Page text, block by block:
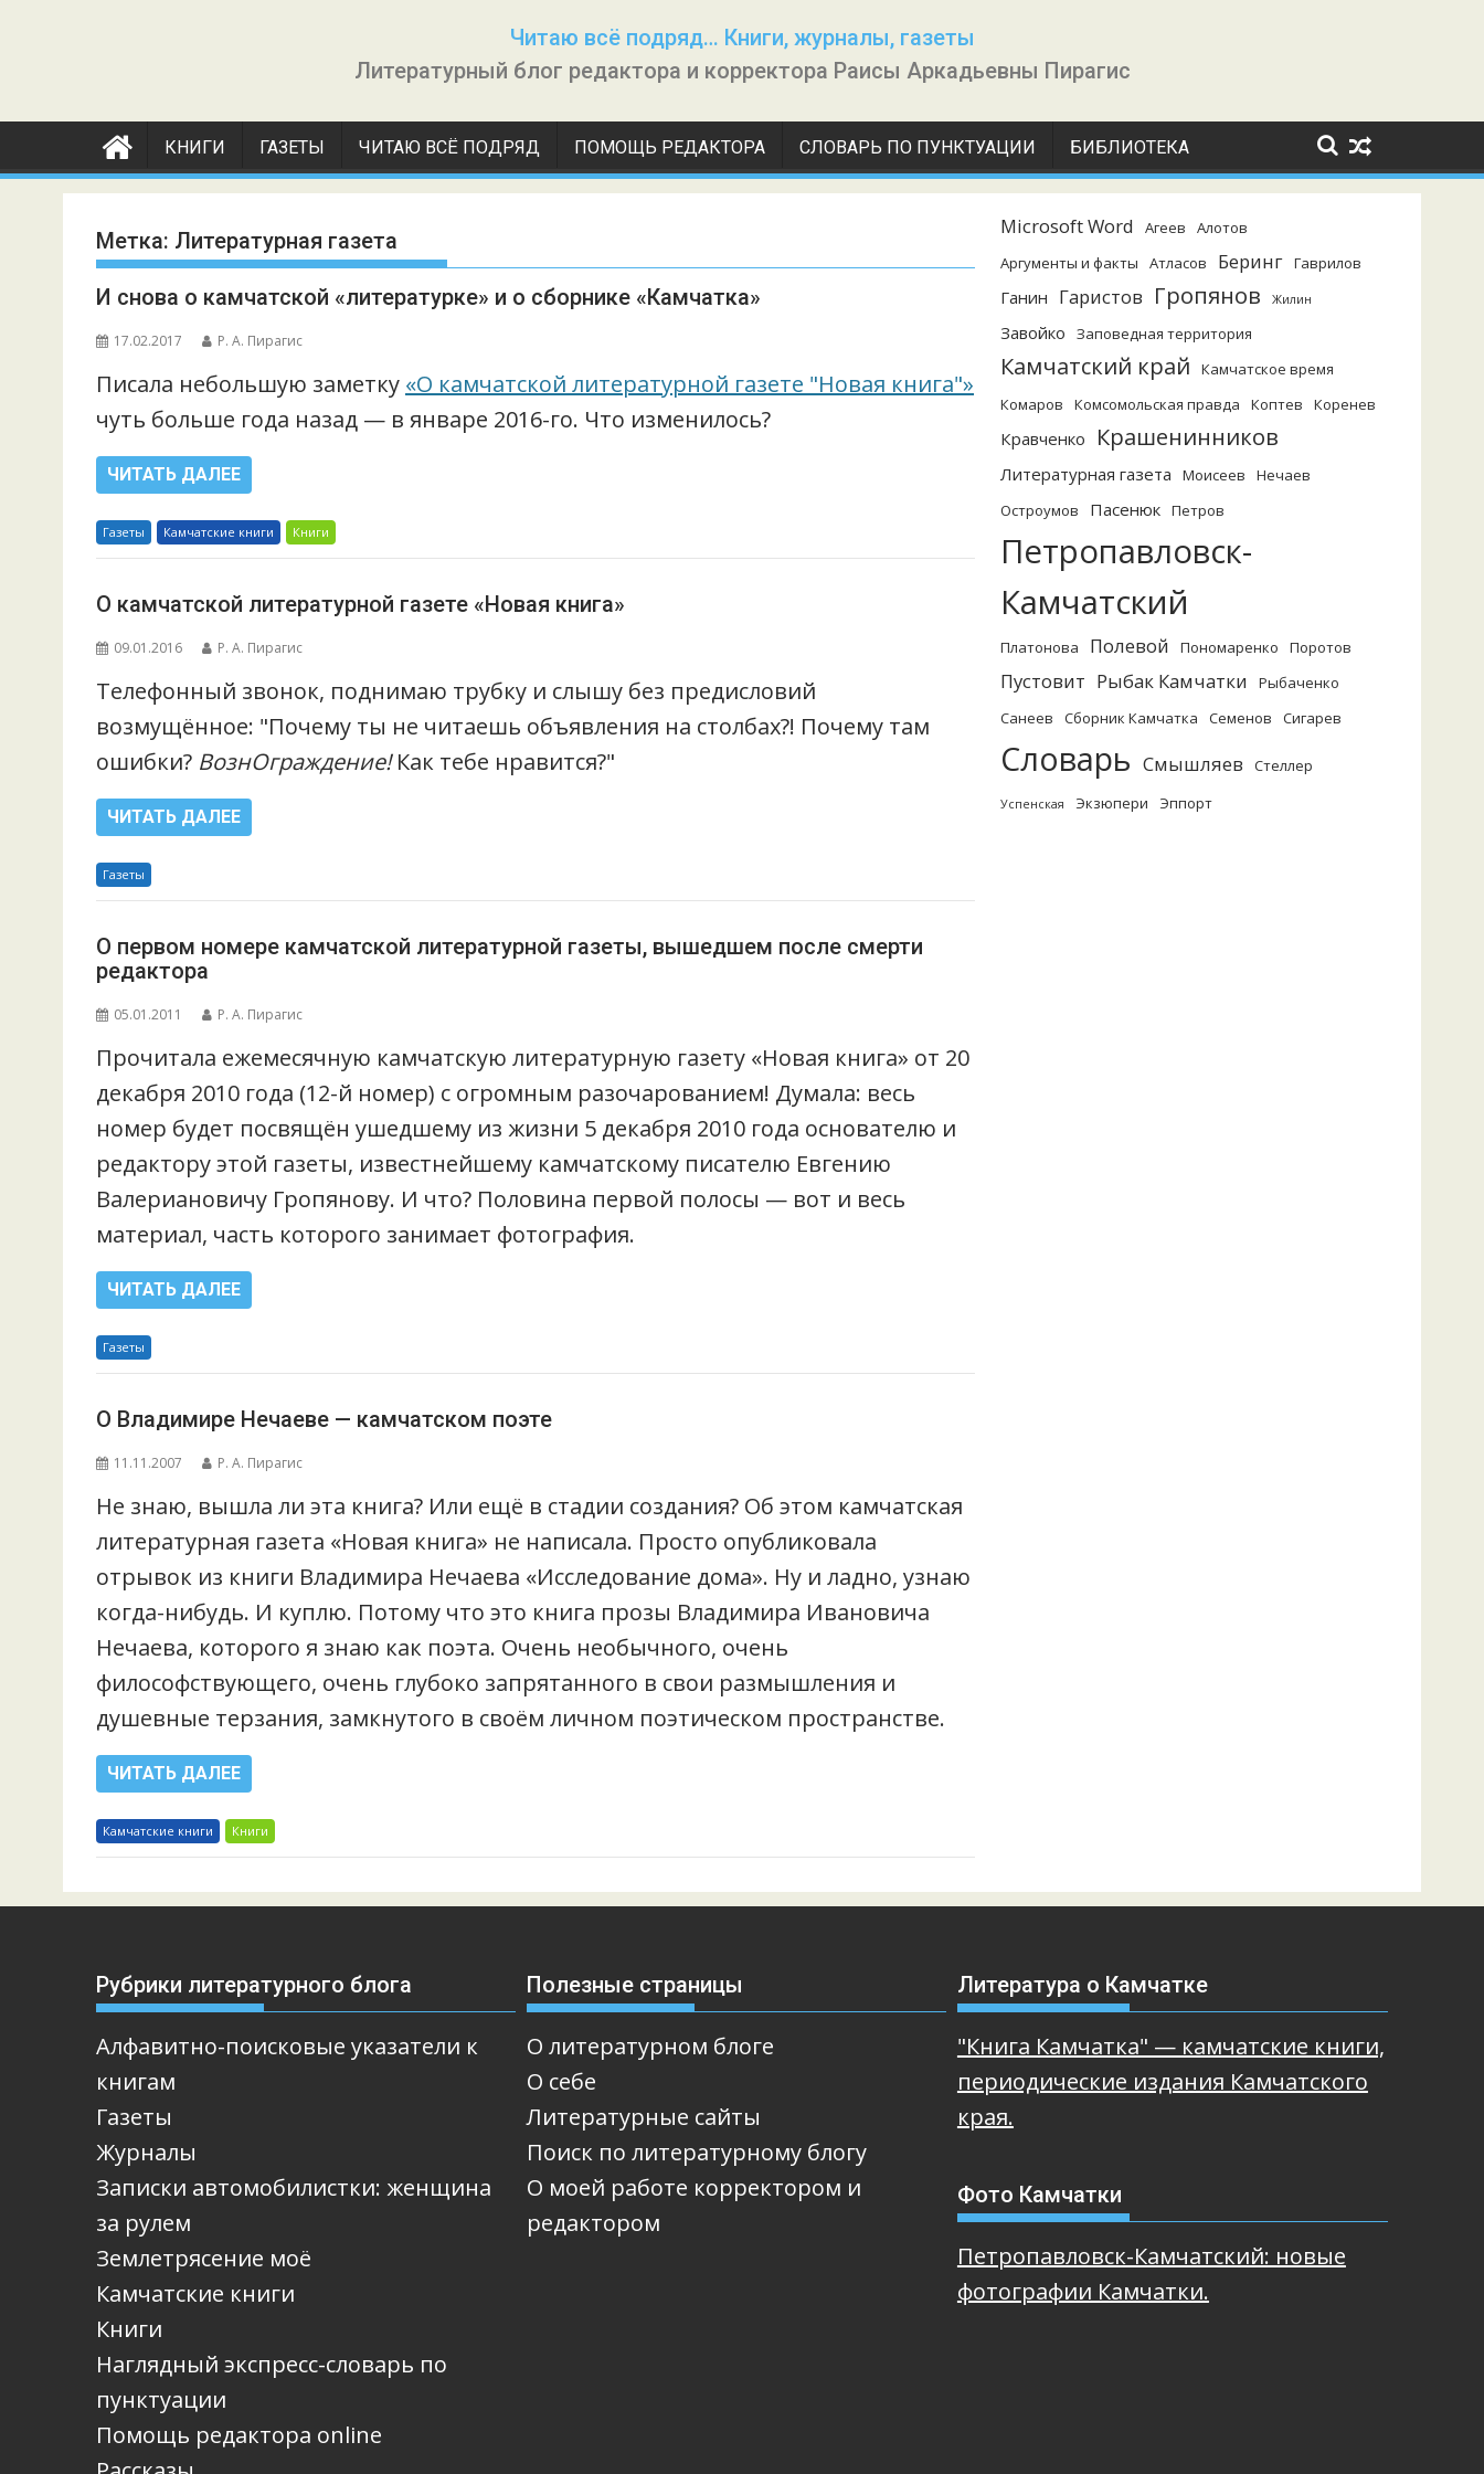
Читаю всё подряд… Книги, журналы, газеты
Литературный блог редактора и корректора Раисы Аркадьевны Пирагис
КНИГИ ГАЗЕТЫ ЧИТАЮ ВСЁ ПОДРЯД ПОМОЩЬ РЕДАКТОРА СЛОВАРЬ ПО ПУНКТУАЦИИ БИБЛИОТЕКА
Метка: Литературная газета
И снова о камчатской «литературке» и о сборнике «Камчатка»
17.02.2017 Р. А. Пирагис
Писала небольшую заметку «О камчатской литературной газете "Новая книга"»
чуть больше года назад — в январе 2016-го. Что изменилось?
ЧИТАТЬ ДАЛЕЕ
Газеты Камчатские книги Книги
О камчатской литературной газете «Новая книга»
09.01.2016 Р. А. Пирагис
Телефонный звонок, поднимаю трубку и слышу без предисловий
возмущённое: "Почему ты не читаешь объявления на столбах?! Почему там
ошибки? ВознОграждение!Как тебе нравится?"
ЧИТАТЬ ДАЛЕЕ
Газеты
О первом номере камчатской литературной газеты, вышедшем после смерти
редактора
05.01.2011 Р. А. Пирагис
Прочитала ежемесячную камчатскую литературную газету «Новая книга» от 20
декабря 2010 года (12-й номер) с огромным разочарованием! Думала: весь
номер будет посвящён ушедшему из жизни 5 декабря 2010 года основателю и
редактору этой газеты, известнейшему камчатскому писателю Евгению
Валериановичу Гропянову. И что? Половина первой полосы — вот и весь
материал, часть которого занимает фотография.
ЧИТАТЬ ДАЛЕЕ
Газеты
О Владимире Нечаеве — камчатском поэте
11.11.2007 Р. А. Пирагис
Не знаю, вышла ли эта книга? Или ещё в стадии создания? Об этом камчатская
литературная газета «Новая книга» не написала. Просто опубликовала
отрывок из книги Владимира Нечаева «Исследование дома». Ну и ладно, узнаю
когда-нибудь. И куплю. Потому что это книга прозы Владимира Ивановича
Нечаева, которого я знаю как поэта. Очень необычного, очень
философствующего, очень глубоко запрятанного в свои размышления и
душевные терзания, замкнутого в своём личном поэтическом пространстве.
ЧИТАТЬ ДАЛЕЕ
Камчатские книги Книги
Microsoft Word Агеев
Алотов
Аргументы и факты
Атласов Беринг Гаврилов
Ганин Гаристов Гропянов Жилин
Завойко Заповедная территория
Камчатский край
Камчатское время
Комаров
Комсомольская правда Коптев Коренев
Кравченко Крашенинников
Литературная газета Моисеев
Нечаев
Остроумов
Пасенюк Петров
Петропавловск-
Камчатский
Платонова Полевой Пономаренко Поротов
Пустовит Рыбак Камчатки
Рыбаченко
Санеев
Сборник Камчатка Семенов Сигарев
Словарь Смышляев Стеллер
Успенская Экзюпери Эппорт
Рубрики литературного блога
Алфавитно-поисковые указатели к
книгам
Газеты
Журналы
Записки автомобилистки: женщина
за рулем
Землетрясение моё
Камчатские книги
Книги
Наглядный экспресс-словарь по
пунктуации
Помощь редактора online
Полезные страницы
О литературном блоге
О себе
Литературные сайты
Поиск по литературному блогу
О моей работе корректором и
редактором
Литература о Камчатке
"Книга Камчатка" — камчатские книги,
периодические издания Камчатского
края.
Фото Камчатки
Петропавловск-Камчатский: новые
фотографии Камчатки.